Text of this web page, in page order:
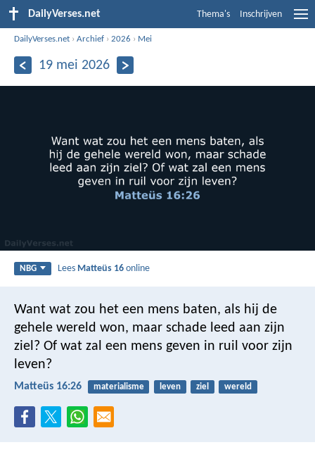
DailyVerses.net Thema's Inschrijven
DailyVerses.net ›Archief ›2026 › Mei
19 mei 2026
NBG Lees Matteüs 16 online
Want wat zou het een mens baten, als hij de
gehele wereld won, maar schade leed aan zijn
ziel? Of wat zal een mens geven in ruil voor zijn
leven?
Matteüs 16:26 materialisme leven ziel wereld